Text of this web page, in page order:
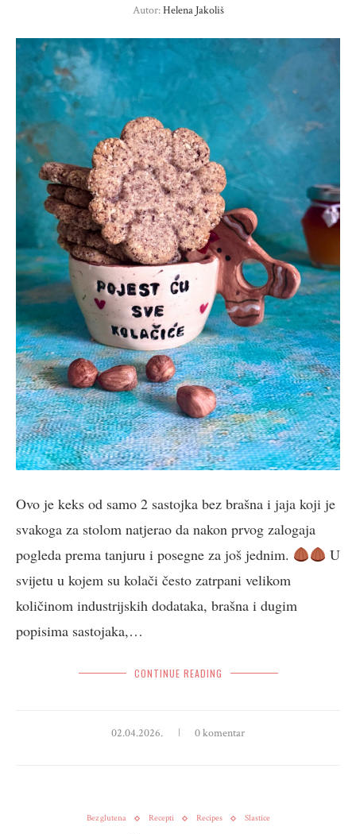
Autor:Helena Jakoliš
Ovo je keks od samo 2 sastojka bez brašna i jaja koji je
svakoga za stolom natjerao da nakon prvog zalogaja
pogleda prema tanjuru i posegne za još jednim.
U
svijetu u kojem su kolači često zatrpani velikom
količinom industrijskih dodataka, brašna i dugim
popisima sastojaka,…
CONTINUE READING
02.04.2026. 0 komentar
Bez glutena Recepti Recipes Slastice